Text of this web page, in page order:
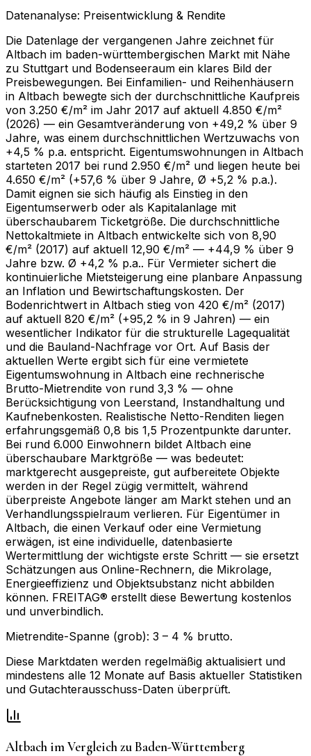
Datenanalyse: Preisentwicklung & Rendite
Die Datenlage der vergangenen Jahre zeichnet für
Altbach im baden-württembergischen Markt mit Nähe
zu Stuttgart und Bodenseeraum ein klares Bild der
Preisbewegungen. Bei Einfamilien- und Reihenhäusern
in Altbach bewegte sich der durchschnittliche Kaufpreis
von 3.250 €/m² im Jahr 2017 auf aktuell 4.850 €/m²
(2026) — ein Gesamtveränderung von +49,2 % über 9
Jahre, was einem durchschnittlichen Wertzuwachs von
+4,5 % p.a. entspricht. Eigentumswohnungen in Altbach
starteten 2017 bei rund 2.950 €/m² und liegen heute bei
4.650 €/m² (+57,6 % über 9 Jahre, Ø +5,2 % p.a.).
Damit eignen sie sich häufig als Einstieg in den
Eigentumserwerb oder als Kapitalanlage mit
überschaubarem Ticketgröße. Die durchschnittliche
Nettokaltmiete in Altbach entwickelte sich von 8,90
€/m² (2017) auf aktuell 12,90 €/m² — +44,9 % über 9
Jahre bzw. Ø +4,2 % p.a.. Für Vermieter sichert die
kontinuierliche Mietsteigerung eine planbare Anpassung
an Inflation und Bewirtschaftungskosten. Der
Bodenrichtwert in Altbach stieg von 420 €/m² (2017)
auf aktuell 820 €/m² (+95,2 % in 9 Jahren) — ein
wesentlicher Indikator für die strukturelle Lagequalität
und die Bauland-Nachfrage vor Ort. Auf Basis der
aktuellen Werte ergibt sich für eine vermietete
Eigentumswohnung in Altbach eine rechnerische
Brutto-Mietrendite von rund 3,3 % — ohne
Berücksichtigung von Leerstand, Instandhaltung und
Kaufnebenkosten. Realistische Netto-Renditen liegen
erfahrungsgemäß 0,8 bis 1,5 Prozentpunkte darunter.
Bei rund 6.000 Einwohnern bildet Altbach eine
überschaubare Marktgröße — was bedeutet:
marktgerecht ausgepreiste, gut aufbereitete Objekte
werden in der Regel zügig vermittelt, während
überpreiste Angebote länger am Markt stehen und an
Verhandlungsspielraum verlieren. Für Eigentümer in
Altbach, die einen Verkauf oder eine Vermietung
erwägen, ist eine individuelle, datenbasierte
Wertermittlung der wichtigste erste Schritt — sie ersetzt
Schätzungen aus Online-Rechnern, die Mikrolage,
Energieeffizienz und Objektsubstanz nicht abbilden
können. FREITAG® erstellt diese Bewertung kostenlos
und unverbindlich.
Mietrendite-Spanne (grob): 3 – 4 % brutto.
Diese Marktdaten werden regelmäßig aktualisiert und
mindestens alle 12 Monate auf Basis aktueller Statistiken
und Gutachterausschuss-Daten überprüft.
Altbach im Vergleich zuBaden-Württemberg